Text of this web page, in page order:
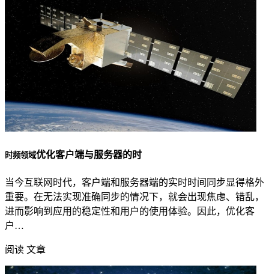
时频领域优化客户端与服务器的时
当今互联网时代，客户端和服务器端的实时时间同步显得格外
重要。在无法实现准确同步的情况下，就会出现焦虑、错乱，
进而影响到应用的稳定性和用户的使用体验。因此，优化客
户…
阅读 文章